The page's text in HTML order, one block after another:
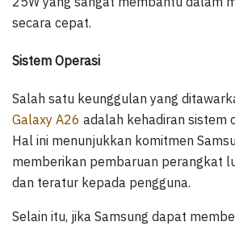
secara cepat.
Sistem Operasi
Salah satu keunggulan yang
Galaxy A26 adalah kehadiran sistem
Hal ini menunjukkan komitmen
memberikan pembaruan perangkat
dan teratur kepada pengguna.
Selain itu, jika Samsung dapat